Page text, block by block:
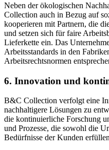
Neben der ökologischen
Collection auch in Bezug auf
kooperieren mit Partnern, die
und setzen sich für faire
Lieferkette ein. Das
Arbeitsstandards in den
Arbeitsrechtsnormen
6. Innovation und
B&C Collection verfolgt eine
nachhaltigere Lösungen zu
die kontinuierliche Forschung
und Prozesse, die sowohl die
Bedürfnisse der Kunden